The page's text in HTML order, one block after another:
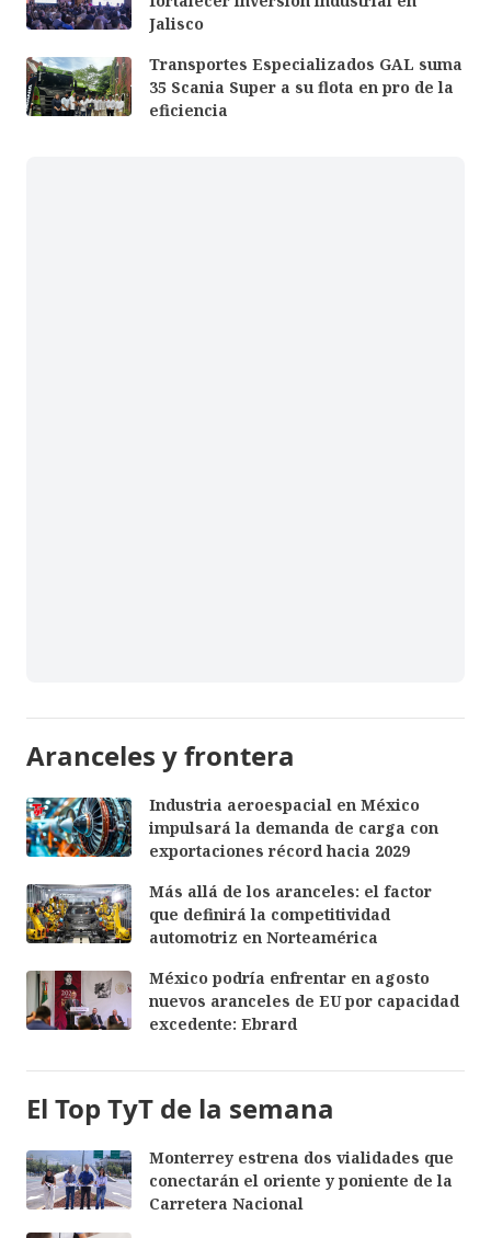
Jalisco
Transportes Especializados GAL suma
35 Scania Super a su flota en pro de la
eficiencia
Aranceles y frontera
Industria aeroespacial en México
impulsará la demanda de carga con
exportaciones récord hacia 2029
Más allá de los aranceles: el factor
que definirá la competitividad
automotriz en Norteamérica
México podría enfrentar en agosto
nuevos aranceles de EU por capacidad
excedente: Ebrard
El Top TyT de la semana
Monterrey estrena dos vialidades que
conectarán el oriente y poniente de la
Carretera Nacional